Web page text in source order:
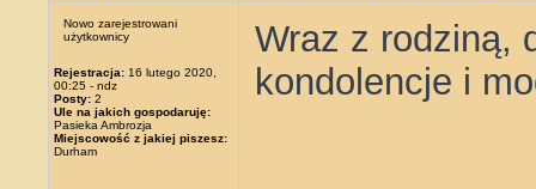
Nowo zarejestrowani
użytkownicy
Rejestracja: 16 lutego 2020,
00:25 - ndz
Posty: 2
Ule na jakich gospodaruję:
Pasieka Ambrozja
Miejscowość z jakiej piszesz:
Durham
Wraz z rodziną,
kondolencje i